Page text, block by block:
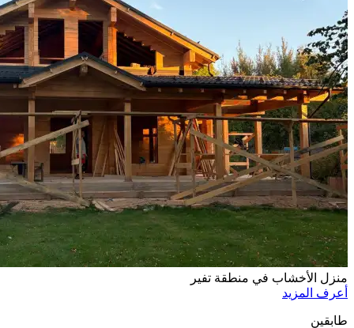
منزل الأخشاب في منطقة تفير
أعرف المزيد
طابقين